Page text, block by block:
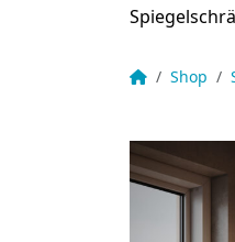
Startseite
Shop
Spiegel mit